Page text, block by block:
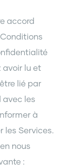
accord
avoir lu et
lié par
avec les
à
les Services.
nous
: